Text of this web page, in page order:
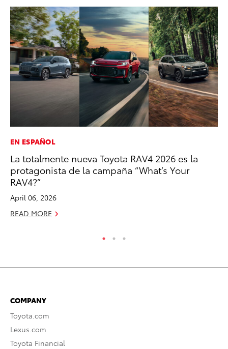
EN ESPAÑOL
La totalmente nueva Toyota RAV4 2026 es la
protagonista de la campaña “What’s Your
RAV4?”
April 06, 2026
READ MORE
COMPANY
Toyota.com
Lexus.com
Toyota Financial